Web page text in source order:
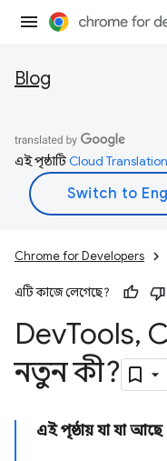
Blog
এই পৃষ্ঠাটিCloud
Chrome for Developers
এটি কাজে লেগেছে?
DevTools,
নতুন কী?
এই পৃষ্ঠায় যা যা আছে